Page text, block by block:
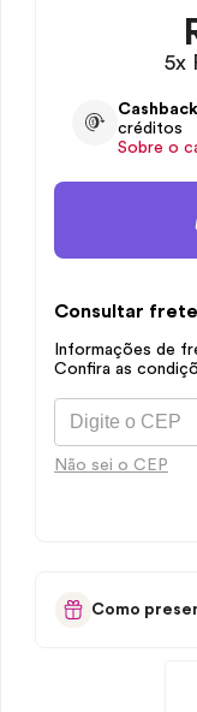
5x
Cashback
créditos
Sobre o
Consultar
Informações de
Confira as
Não sei o CEP
Como